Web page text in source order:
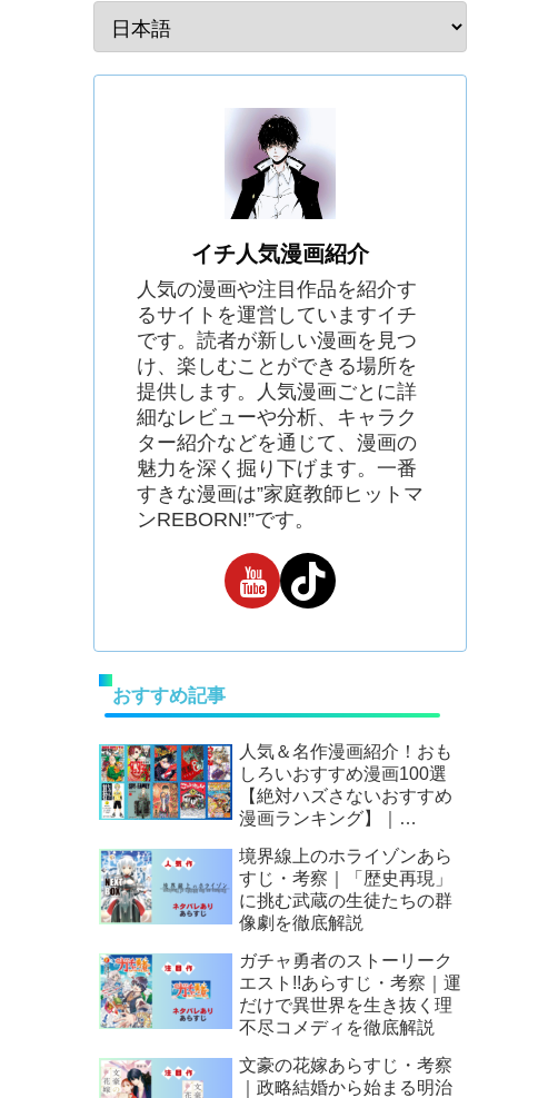
イチ人気漫画紹介
人気の漫画や注目作品を紹介す
るサイトを運営していますイチ
です。読者が新しい漫画を見つ
け、楽しむことができる場所を
提供します。人気漫画ごとに詳
細なレビューや分析、キャラク
ター紹介などを通じて、漫画の
魅力を深く掘り下げます。一番
すきな漫画は”家庭教師ヒットマ
ンREBORN!”です。
おすすめ記事
人気＆名作漫画紹介！おも
しろいおすすめ漫画100選
【絶対ハズさないおすすめ
漫画ランキング】｜
境界線上のホライゾンあら
すじ・考察｜「歴史再現」
に挑む武蔵の生徒たちの群
像劇を徹底解説
ガチャ勇者のストーリーク
エスト!!あらすじ・考察｜運
だけで異世界を生き抜く理
不尽コメディを徹底解説
文豪の花嫁あらすじ・考察
｜政略結婚から始まる明治